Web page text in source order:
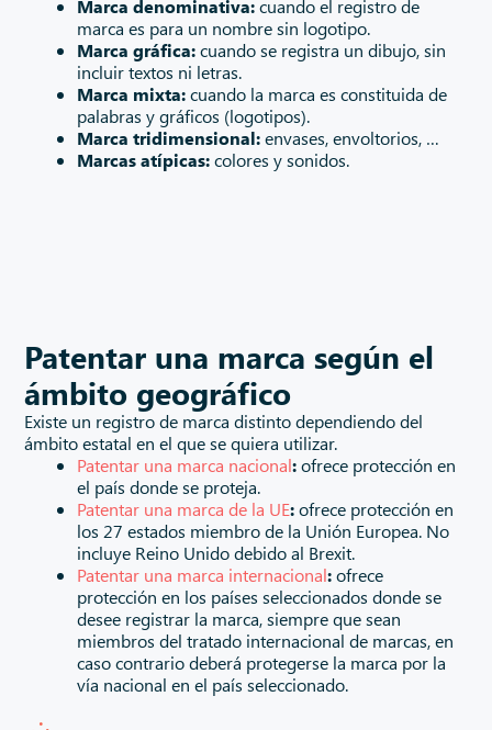
Marca denominativa:cuando el registro de
marca es para un nombre sin logotipo.
Marca gráfica:cuando se registra un dibujo, sin
incluir textos ni letras.
Marca mixta:cuando la marca es constituida de
palabras y gráficos (logotipos).
Marca tridimensional:envases, envoltorios, …
Marcas atípicas:colores y sonidos.
Patentar una marca según el
ámbito geográfico
Existe un registro de marca distinto dependiendo del
ámbito estatal en el que se quiera utilizar.
Patentar una marca nacional:ofrece protección en
el país donde se proteja.
Patentar una marca de la UE:ofrece protección en
los 27 estados miembro de la Unión Europea. No
incluye Reino Unido debido al Brexit.
Patentar una marca internacional:ofrece
protección en los países seleccionados donde se
desee registrar la marca, siempre que sean
miembros del tratado internacional de marcas, en
caso contrario deberá protegerse la marca por la
vía nacional en el país seleccionado.